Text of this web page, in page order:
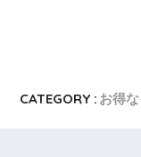
CATEGORY : お得